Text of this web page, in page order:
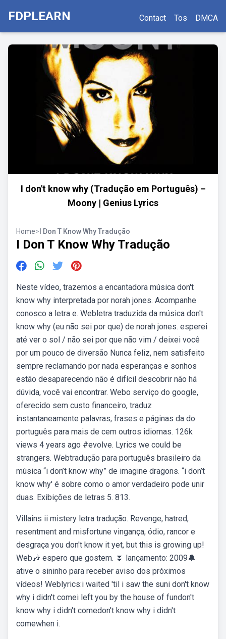
FDPLEARN Contact Tos DMCA
I don't know why (Tradução em Português) –
Moony | Genius Lyrics
Home> I Don T Know Why Tradução
I Don T Know Why Tradução
Neste vídeo, trazemos a encantadora música don't
know why interpretada por norah jones. Acompanhe
conosco a letra e. Webletra traduzida da música don't
know why (eu não sei por que) de norah jones. esperei
até ver o sol / não sei por que não vim / deixei você
por um pouco de diversão Nunca feliz, nem satisfeito
sempre reclamando por nada esperanças e sonhos
estão desaparecendo não é difícil descobrir não há
dúvida, você vai encontrar. Webo serviço do google,
oferecido sem custo financeiro, traduz
instantaneamente palavras, frases e páginas da do
português para mais de cem outros idiomas. 126k
views 4 years ago #evolve. Lyrics we could be
strangers. Webtradução para português brasileiro da
música “i don’t know why” de imagine dragons. “i don’t
know why' é sobre como o amor verdadeiro pode unir
duas. Exibições de letras 5. 813.
Villains ii mistery letra tradução. Revenge, hatred,
resentment and misfortune vingança, ódio, rancor e
desgraça you don't know it yet, but this is growing up!
Web🎶 espero que gostem. ⏬ lançamento: 2009🔔
ative o sininho para receber aviso dos próximos
vídeos! Weblyrics:i waited 'til i saw the suni don't know
why i didn't comei left you by the house of fundon't
know why i didn't comedon't know why i didn't
comewhen i.